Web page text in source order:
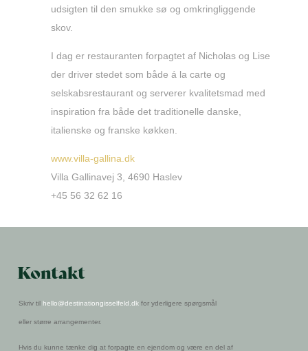
udsigten til den smukke sø og omkringliggende
skov.
I dag er restauranten forpagtet af Nicholas og Lise
der driver stedet som både á la carte og
selskabsrestaurant og serverer kvalitetsmad med
inspiration fra både det traditionelle danske,
italienske og franske køkken.
www.villa-gallina.dk
Villa Gallinavej 3, 4690 Haslev
+45 56 32 62 16
Kontakt
Skriv tilhello@destinationgisselfeld.dk for yderligere spørgsmål
eller større arrangementer.
Hvis du kunne tænke dig at forpagte en ejendom og være en del af